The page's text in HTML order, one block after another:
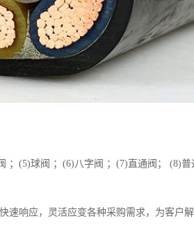
；(5)球阀 ；(6)八字阀 ；(7)直通阀； (8)普
速响应，灵活应变各种采购需求，为客户